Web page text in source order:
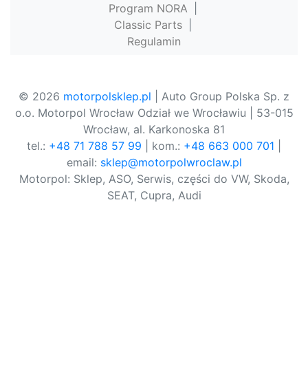
Program NORA
Classic Parts
Regulamin
© 2026 motorpolsklep.pl | Auto Group Polska Sp. z
o.o. Motorpol Wrocław Odział we Wrocławiu | 53-015
Wrocław, al. Karkonoska 81
tel.: +48 71 788 57 99 | kom.: +48 663 000 701
email: sklep@motorpolwroclaw.pl
Motorpol: Sklep, ASO, Serwis, części do VW, Skoda,
SEAT, Cupra, Audi